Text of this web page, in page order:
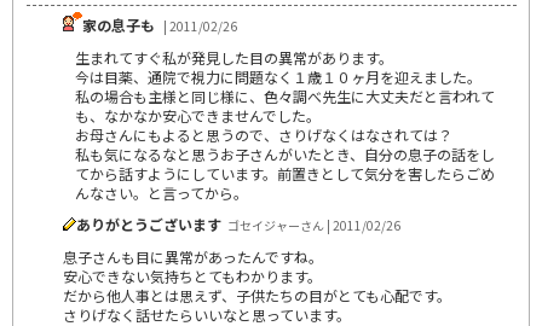
家の息子も | 2011/02/26
生まれてすぐ私が発見した目の異常があります。
今は目薬、通院で視力に問題なく１歳１０ヶ月を迎えました。
私の場合も主様と同じ様に、色々調べ先生に大丈夫だと言われて
も、なかなか安心できませんでした。
お母さんにもよると思うので、さりげなくはなされては？
私も気になるなと思うお子さんがいたとき、自分の息子の話をし
てから話すようにしています。前置きとして気分を害したらごめ
んなさい。と言ってから。
ありがとうございます ゴセイジャーさん | 2011/02/26
息子さんも目に異常があったんですね。
安心できない気持ちとてもわかります。
だから他人事とは思えず、子供たちの目がとても心配です。
さりげなく話せたらいいなと思っています。